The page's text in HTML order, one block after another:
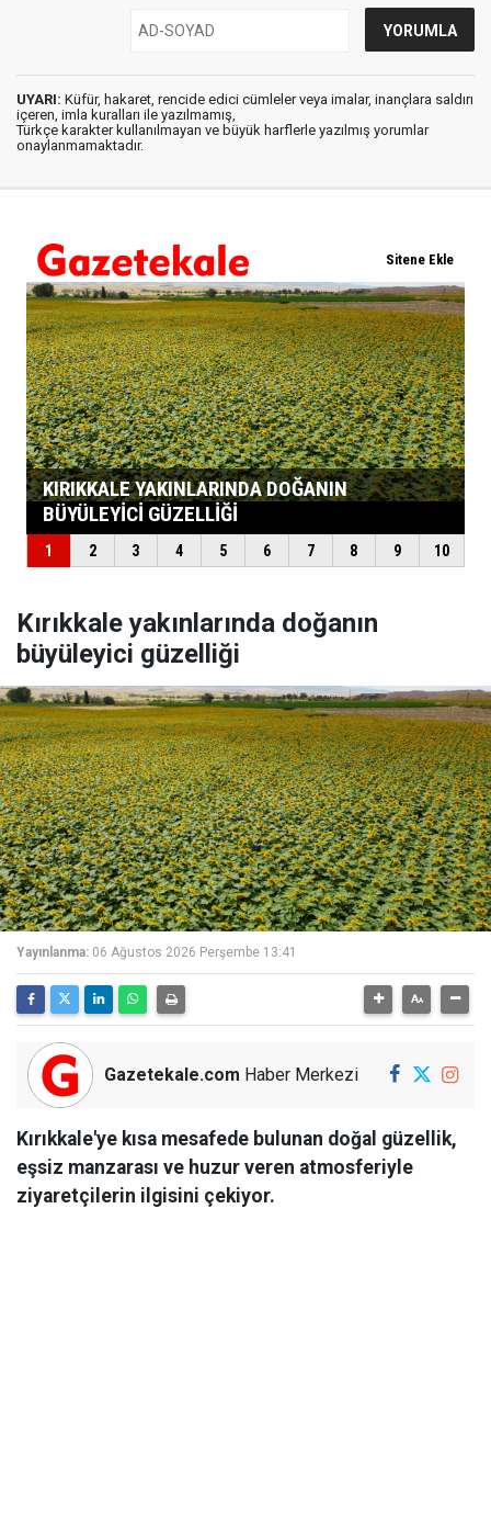
UYARI: Küfür, hakaret, rencide edici cümleler veya imalar, inançlara saldırı
içeren, imla kuralları ile yazılmamış,
Türkçe karakter kullanılmayan ve büyük harflerle yazılmış yorumlar
onaylanmamaktadır.
Kırıkkale yakınlarında doğanın
büyüleyici güzelliği
Yayınlanma: 06 Ağustos 2026 Perşembe 13:41
Gazetekale.com Haber Merkezi
Kırıkkale'ye kısa mesafede bulunan doğal güzellik,
eşsiz manzarası ve huzur veren atmosferiyle
ziyaretçilerin ilgisini çekiyor.